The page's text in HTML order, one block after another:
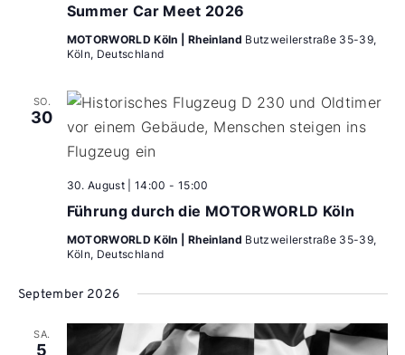
Summer Car Meet 2026
MOTORWORLD Köln | Rheinland Butzweilerstraße 35-39,
Köln, Deutschland
SO.
30
Führung durch die MOTORWORLD Köln
30. August | 14:00 - 15:00
MOTORWORLD Köln | Rheinland Butzweilerstraße 35-39,
Köln, Deutschland
September 2026
SA.
5